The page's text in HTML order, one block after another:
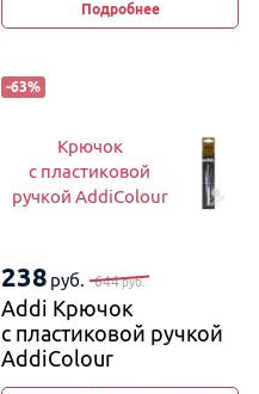
Подробнее
-63%
Крючок
с пластиковой
ручкой AddiColour
238 руб. 644руб.
Addi Крючок
с пластиковой ручкой
AddiColour